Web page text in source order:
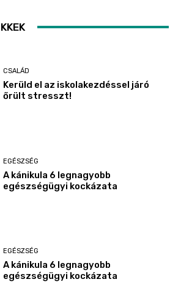
CSALÁD
Kerüld el az iskolakezdéssel járó
őrült stresszt!
EGÉSZSÉG
A kánikula 6 legnagyobb
egészségügyi kockázata
EGÉSZSÉG
A kánikula 6 legnagyobb
egészségügyi kockázata